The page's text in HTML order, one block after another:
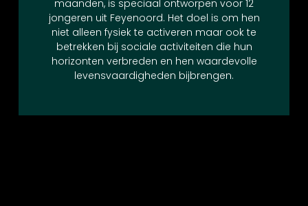
maanden, is speciaal ontworpen voor 12
jongeren uit Feyenoord. Het doel is om hen
niet alleen fysiek te activeren maar ook te
betrekken bij sociale activiteiten die hun
horizonten verbreden en hen waardevolle
levensvaardigheden bijbrengen.